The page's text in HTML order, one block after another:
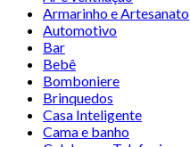
Armarinho e Artesanato
Automotivo
Bar
Bebê
Bomboniere
Brinquedos
Casa Inteligente
Cama e banho